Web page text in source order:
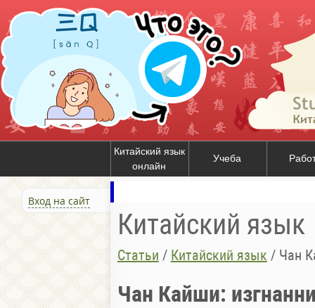
Китайский язык
онлайн
Учеба
Вход на сайт
Китайский язык
Статьи / Китайский язык / Чан
Чан Кайши: